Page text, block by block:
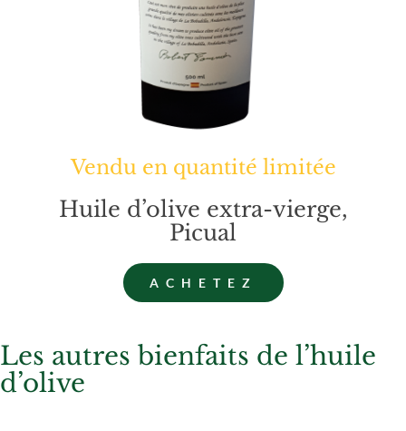
Vendu en quantité limitée
Huile d’olive extra-vierge,
Picual
ACHETEZ
Les autres bienfaits de l’huile
d’olive